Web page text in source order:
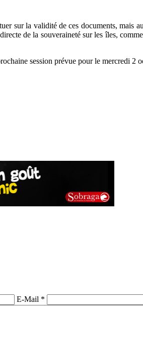
sur la validité de ces documents,
de la souveraineté sur les îles,
session prévue pour le mercredi 2
E-Mail *